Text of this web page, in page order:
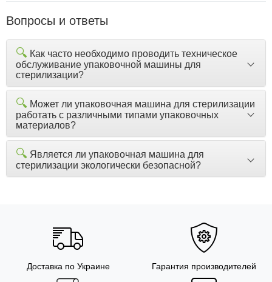
Вопросы и ответы
🔍 Как часто необходимо проводить техническое
обслуживание упаковочной машины для
стерилизации?
🔍 Может ли упаковочная машина для стерилизации
работать с различными типами упаковочных
материалов?
🔍 Является ли упаковочная машина для
стерилизации экологически безопасной?
Доставка по Украине Гарантия производителей